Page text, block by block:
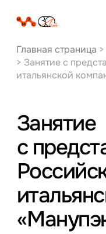
Главная страница >
> Занятие с
итальянской
Занятие
с